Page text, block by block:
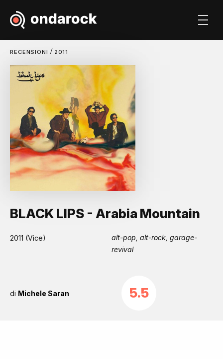
RECENSIONI / 2011
BLACK LIPS - Arabia Mountain
2011 (Vice)
alt-pop, alt-rock, garage-
revival
di Michele Saran 5.5